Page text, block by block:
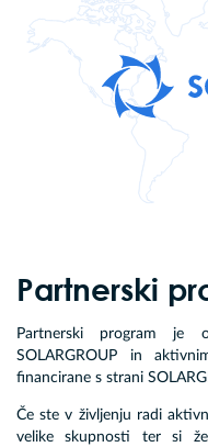
Partnerski
Partnerski program je
SOLARGROUP in
financirane s strani
Če ste v življenju radi
velike skupnosti ter si